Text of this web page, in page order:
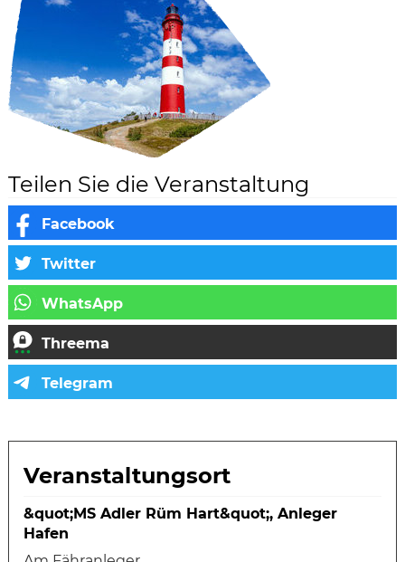
Teilen Sie die Veranstaltung
Veranstaltungsort
&quot;MS Adler Rüm Hart&quot;, Anleger
Hafen